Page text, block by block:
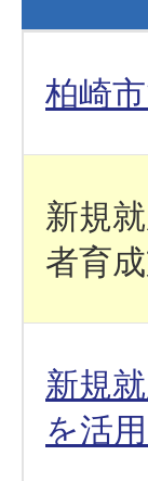
柏崎
新規
者育
新規
を活